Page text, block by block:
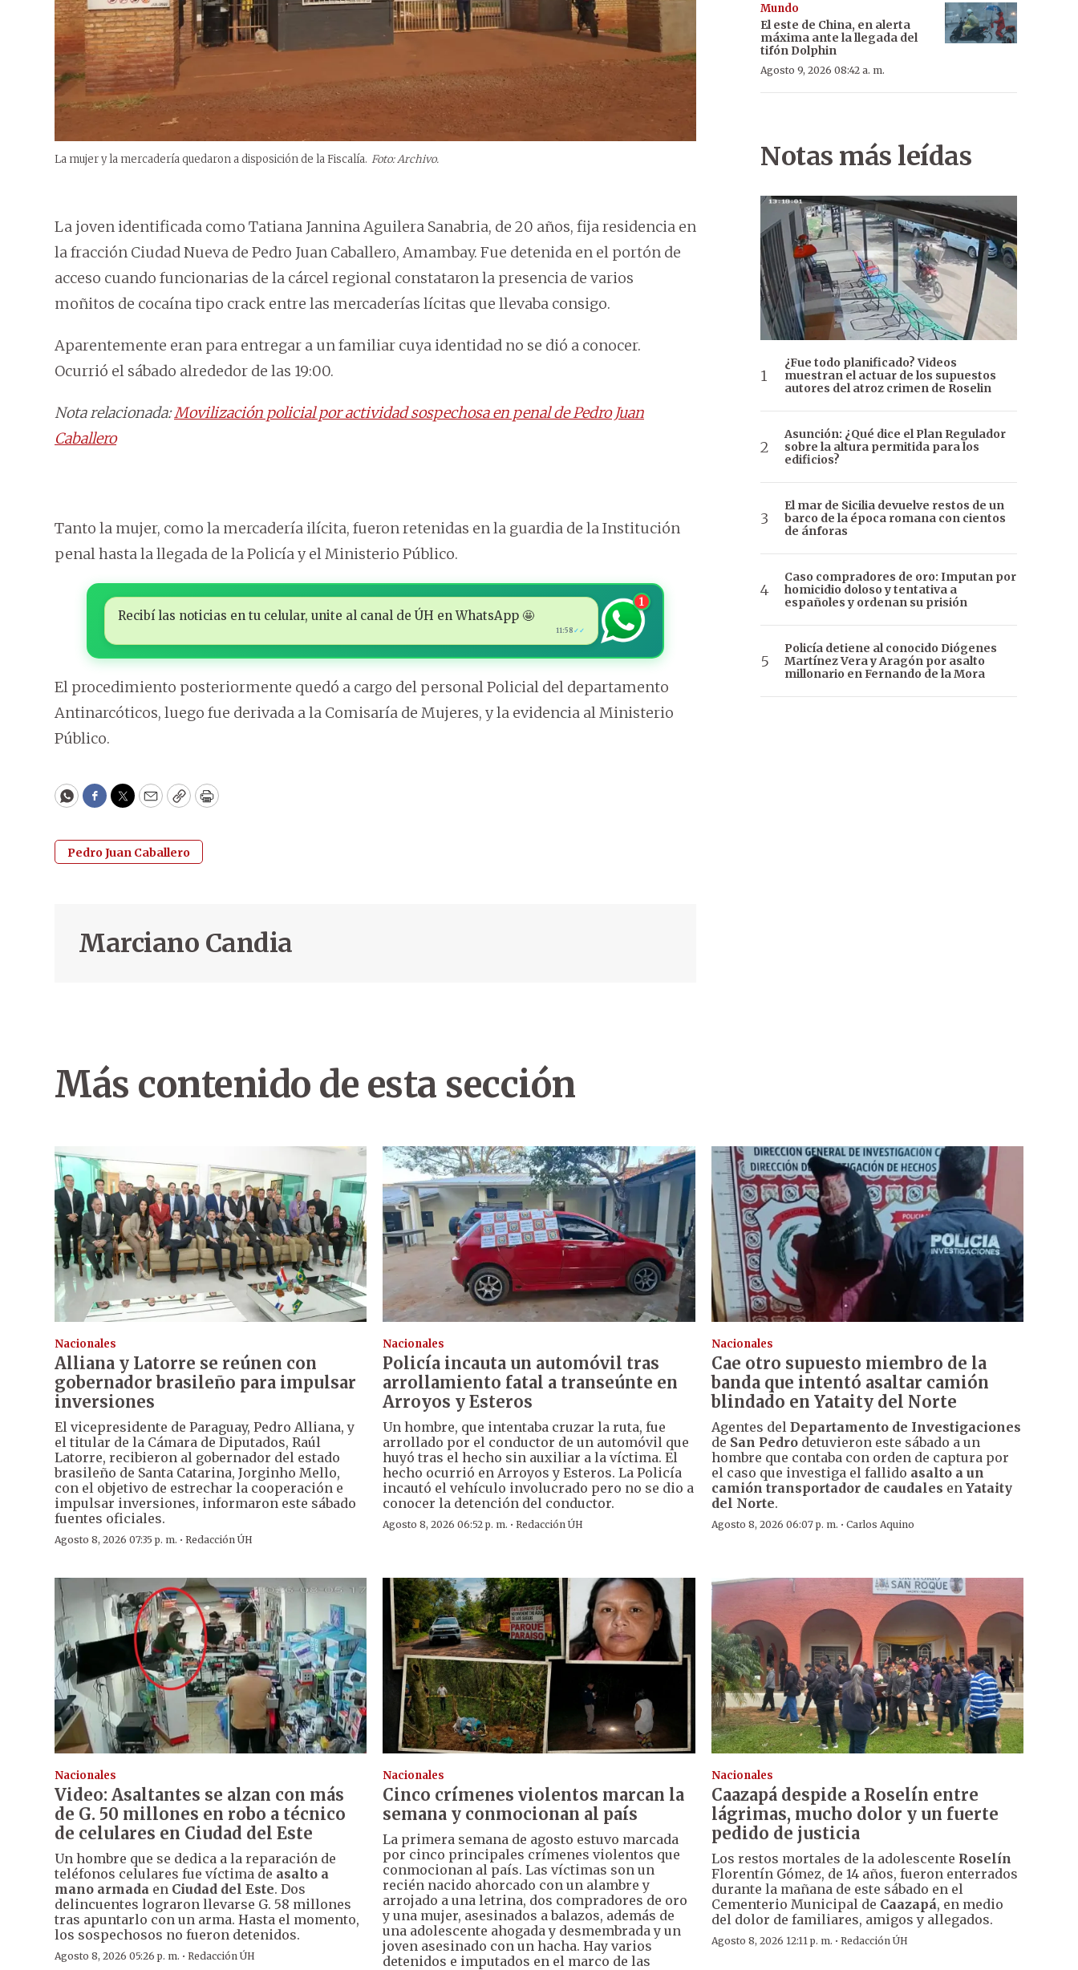
La mujer y la mercadería quedaron a disposición de la Fiscalía. Foto: Archivo.
La joven identificada como Tatiana Jannina Aguilera Sanabria, de 20 años, fija residencia en
la fracción Ciudad Nueva de Pedro Juan Caballero, Amambay. Fue detenida en el portón de
acceso cuando funcionarias de la cárcel regional constataron la presencia de varios
moñitos de cocaína tipo crack entre las mercaderías lícitas que llevaba consigo.
Aparentemente eran para entregar a un familiar cuya identidad no se dió a conocer.
Ocurrió el sábado alrededor de las 19:00.
Nota relacionada:Movilización policial por actividad sospechosa en penal de Pedro Juan
Caballero
Tanto la mujer, como la mercadería ilícita, fueron retenidas en la guardia de la Institución
penal hasta la llegada de la Policía y el Ministerio Público.
Recibí las noticias en tu celular, unite al canal de ÚH en WhatsApp 🤩
11:58 ✓✓
1
El procedimiento posteriormente quedó a cargo del personal Policial del departamento
Antinarcóticos, luego fue derivada a la Comisaría de Mujeres, y la evidencia al Ministerio
Público.
WhatsApp
Facebook
Twitter
EmailCopyPrint
Pedro Juan Caballero
Marciano Candia
Mundo
El este de China, en alerta
máxima ante la llegada del
tifón Dolphin
Agosto 9, 2026 08:42 a. m.
Notas más leídas
¿Fue todo planificado? Videos
muestran el actuar de los supuestos
autores del atroz crimen de Roselin
Asunción: ¿Qué dice el Plan Regulador
sobre la altura permitida para los
edificios?
El mar de Sicilia devuelve restos de un
barco de la época romana con cientos
de ánforas
Caso compradores de oro: Imputan por
homicidio doloso y tentativa a
españoles y ordenan su prisión
Policía detiene al conocido Diógenes
Martínez Vera y Aragón por asalto
millonario en Fernando de la Mora
Más contenido de esta sección
Nacionales
Alliana y Latorre se reúnen con
gobernador brasileño para impulsar
inversiones
El vicepresidente de Paraguay, Pedro Alliana, y
el titular de la Cámara de Diputados, Raúl
Latorre, recibieron al gobernador del estado
brasileño de Santa Catarina, Jorginho Mello,
con el objetivo de estrechar la cooperación e
impulsar inversiones, informaron este sábado
fuentes oficiales.
Agosto 8, 2026 07:35 p. m. · Redacción ÚH
Nacionales
Policía incauta un automóvil tras
arrollamiento fatal a transeúnte en
Arroyos y Esteros
Un hombre, que intentaba cruzar la ruta, fue
arrollado por el conductor de un automóvil que
huyó tras el hecho sin auxiliar a la víctima. El
hecho ocurrió en Arroyos y Esteros. La Policía
incautó el vehículo involucrado pero no se dio a
conocer la detención del conductor.
Agosto 8, 2026 06:52 p. m. ·Redacción ÚH
Nacionales
Cae otro supuesto miembro de la
banda que intentó asaltar camión
blindado en Yataity del Norte
Agentes del Departamento de Investigaciones
de San Pedrodetuvieron este sábado a un
hombre que contaba con orden de captura por
el caso que investiga el fallido asalto a un
camión transportador de caudales en Yataity
del Norte.
Agosto 8, 2026 06:07 p. m. · Carlos Aquino
Nacionales
Video: Asaltantes se alzan con más
de G. 50 millones en robo a técnico
de celulares en Ciudad del Este
Un hombre que se dedica a la reparación de
teléfonos celulares fue víctima de asalto a
mano armada en Ciudad del Este. Dos
delincuentes lograron llevarse G. 58 millones
tras apuntarlo con un arma. Hasta el momento,
los sospechosos no fueron detenidos.
Agosto 8, 2026 05:26 p. m. · Redacción ÚH
Nacionales
Cinco crímenes violentos marcan la
semana y conmocionan al país
La primera semana de agosto estuvo marcada
por cinco principales crímenes violentos que
conmocionan al país. Las víctimas son un
recién nacido ahorcado con un alambre y
arrojado a una letrina, dos compradores de oro
y una mujer, asesinados a balazos, además de
una adolescente ahogada y desmembrada y un
joven asesinado con un hacha. Hay varios
detenidos e imputados en el marco de las
Nacionales
Caazapá despide a Roselín entre
lágrimas, mucho dolor y un fuerte
pedido de justicia
Los restos mortales de la adolescente Roselín
Florentín Gómez, de 14 años, fueron enterrados
durante la mañana de este sábado en el
Cementerio Municipal de Caazapá, en medio
del dolor de familiares, amigos y allegados.
Agosto 8, 2026 12:11 p. m. · Redacción ÚH